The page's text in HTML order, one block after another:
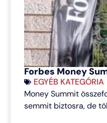
Forbes Money
EGYÉB KATEGÓRIA
Money Summit
semmit biztosra, de